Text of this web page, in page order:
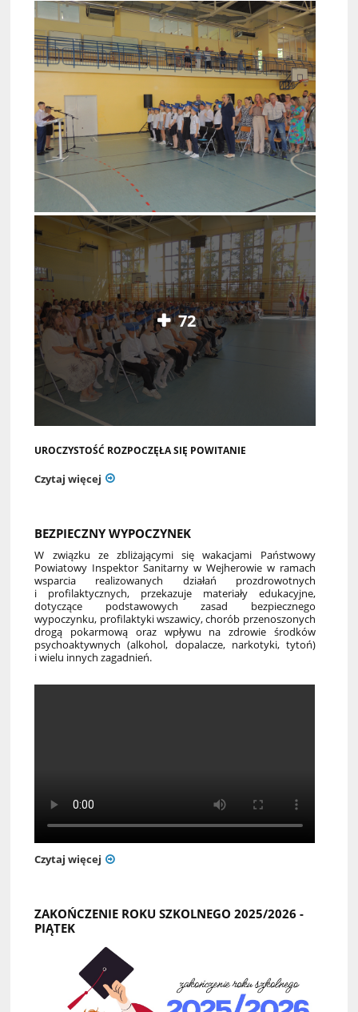
72
UROCZYSTOŚĆ ROZPOCZĘŁA SIĘ POWITANIE
Czytaj więcej
BEZPIECZNY WYPOCZYNEK
W związku ze zbliżającymi się wakacjami Państwowy
Powiatowy Inspektor Sanitarny w Wejherowie w ramach
wsparcia realizowanych działań prozdrowotnych
i profilaktycznych, przekazuje materiały edukacyjne,
dotyczące podstawowych zasad bezpiecznego
wypoczynku, profilaktyki wszawicy, chorób przenoszonych
drogą pokarmową oraz wpływu na zdrowie środków
psychoaktywnych (alkohol, dopalacze, narkotyki, tytoń)
i wielu innych zagadnień.
Czytaj więcej
ZAKOŃCZENIE ROKU SZKOLNEGO 2025/2026 -
PIĄTEK